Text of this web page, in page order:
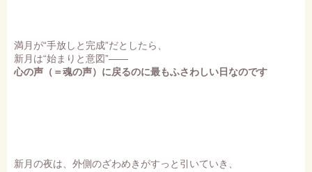
満月が“手放しと完成”だとしたら、
新月は“始まりと意図”――
心の声（＝魂の声）に戻るのに最もふさわしい日なのです
新月の夜は、外側のざわめきがすっと引いていき、